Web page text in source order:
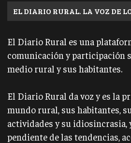
EL DIARIO RURAL. LA VOZ DE
El Diario Rural es una
comunicación y participación
medio rural y sus habitantes.
El Diario Rural da voz y es la
mundo rural, sus habitantes,
actividades y su idiosincrasia,
pendiente de las tendencias,